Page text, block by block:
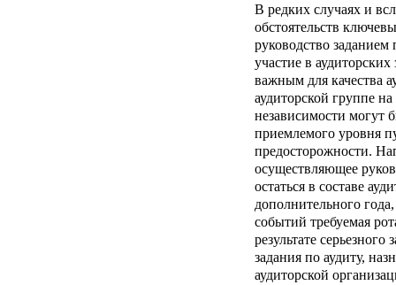
В редких случаях и
обстоятельств
руководство
участие в
важным для качества
аудиторской группе
независимости могут
приемлемого уровня
предосторожности.
осуществляющее
остаться в составе
дополнительного
событий требуемая
результате
задания по аудиту,
аудиторской